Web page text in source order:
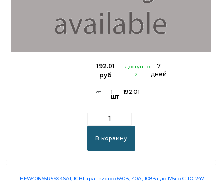
192.01
руб
Доступно:
12
7
дней
от 1
шт
192.01
В корзину
IHFW40N65R5SXKSA1, IGBT транзистор 650В, 40А, 108Вт до 175гр C TO-247